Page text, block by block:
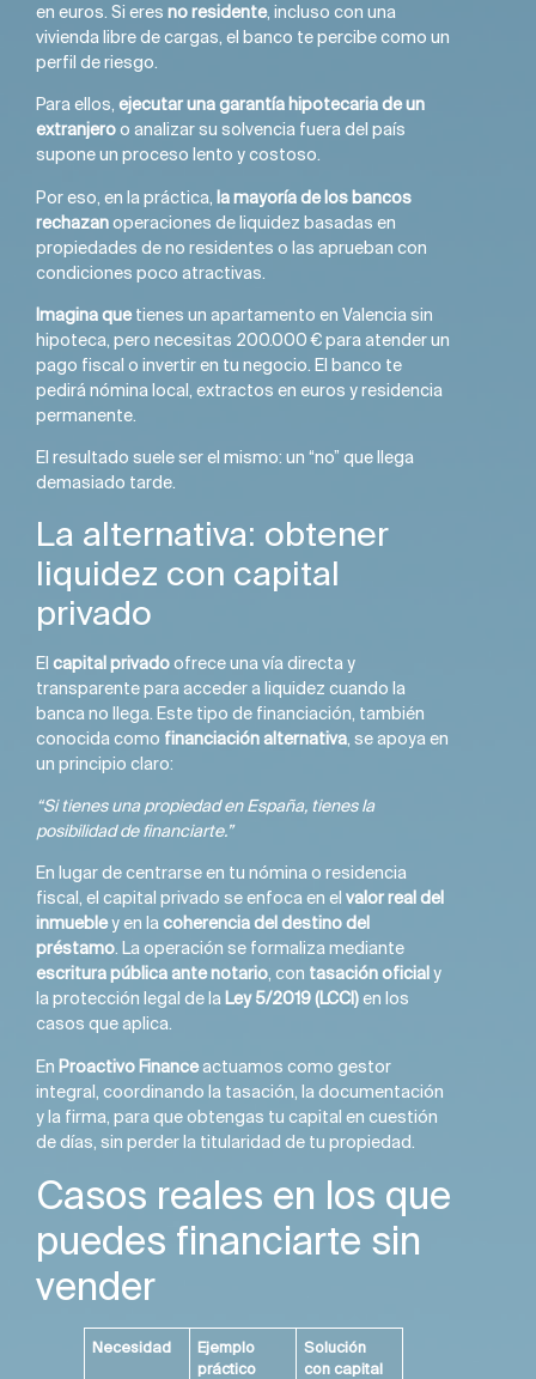
en euros. Si eres no residente, incluso con una
vivienda libre de cargas, el banco te percibe como un
perfil de riesgo.
Para ellos, ejecutar una garantía hipotecaria de un
extranjeroo analizar su solvencia fuera del país
supone un proceso lento y costoso.
Por eso, en la práctica, la mayoría de los bancos
rechazanoperaciones de liquidez basadas en
propiedades de no residentes o las aprueban con
condiciones poco atractivas.
Imagina quetienes un apartamento en Valencia sin
hipoteca, pero necesitas 200.000 € para atender un
pago fiscal o invertir en tu negocio. El banco te
pedirá nómina local, extractos en euros y residencia
permanente.
El resultado suele ser el mismo: un “no” que llega
demasiado tarde.
La alternativa: obtener
liquidez con capital
privado
El capital privadoofrece una vía directa y
transparente para acceder a liquidez cuando la
banca no llega. Este tipo de financiación, también
conocida como financiación alternativa , se apoya en
un principio claro:
“Si tienes una propiedad en España, tienes la
posibilidad de financiarte.”
En lugar de centrarse en tu nómina o residencia
fiscal, el capital privado se enfoca en el valor real del
inmuebley en lacoherencia del destino del
préstamo. La operación se formaliza mediante
escritura pública ante notario, con tasación oficial y
la protección legal de la Ley 5/2019 (LCCI)en los
casos que aplica.
En Proactivo Financeactuamos como gestor
integral, coordinando la tasación, la documentación
y la firma, para que obtengas tu capital en cuestión
de días, sin perder la titularidad de tu propiedad.
Casos reales en los que
puedes financiarte sin
vender
Necesidad
Ejemplo
práctico
Solución
con capital